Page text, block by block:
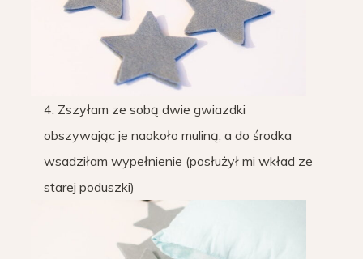
4. Zszyłam ze sobą dwie gwiazdki
obszywając je naokoło muliną, a do środka
wsadziłam wypełnienie (posłużył mi wkład ze
starej poduszki)